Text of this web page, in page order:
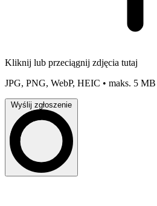
Kliknij lub przeciągnij zdjęcia tutaj
JPG, PNG, WebP, HEIC • maks. 5
Wyślij zgłoszenie